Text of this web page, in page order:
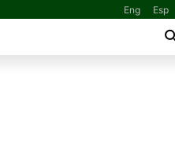
Eng Esp